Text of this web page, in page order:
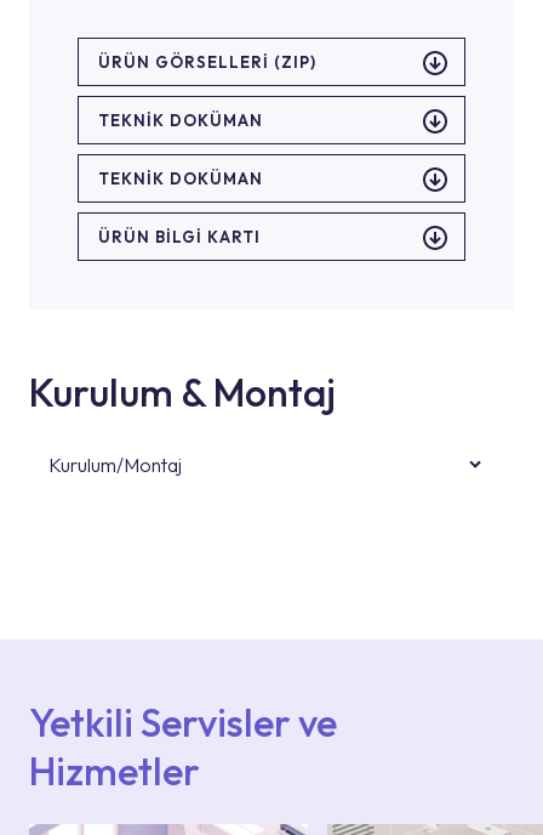
ÜRÜN GÖRSELLERI (ZIP)
TEKNİK DOKÜMAN
TEKNİK DOKÜMAN
ÜRÜN BILGI KARTI
Kurulum & Montaj
Kurulum/Montaj
Yetkili Servisler ve
Hizmetler